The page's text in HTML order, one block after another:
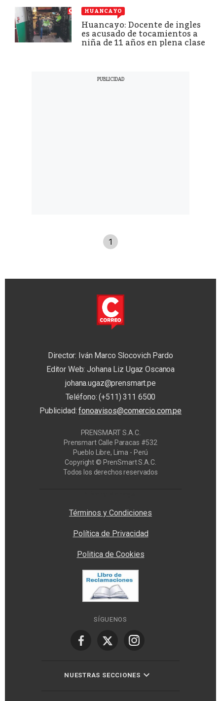
HUANCAYO
Huancayo: Docente de ingles
es acusado de tocamientos a
niña de 11 años en plena clase
1
Director: Iván Marco Slocovich Pardo
Editor Web: Johana Liz Ugaz Oscanoa
johana.ugaz@prensmart.pe
Teléfono: (+511) 311 6500
Publicidad:fonoavisos@comercio.com.pe
PRENSMART S.A.C.
Prensmart Calle Paracas #532
Pueblo Libre, Lima - Perú
Copyright © PrenSmart S.A.C.
Todos los derechos reservados
Términos y Condiciones
Política de Privacidad
Politica de Cookies
SÍGUENOS
NUESTRAS SECCIONES